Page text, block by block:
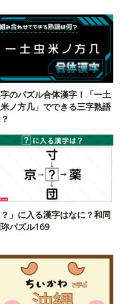
のパズル合体漢字！「一土
ノ方几」でできる三字熟語
？」に入る漢字はなに？和同
パズル169